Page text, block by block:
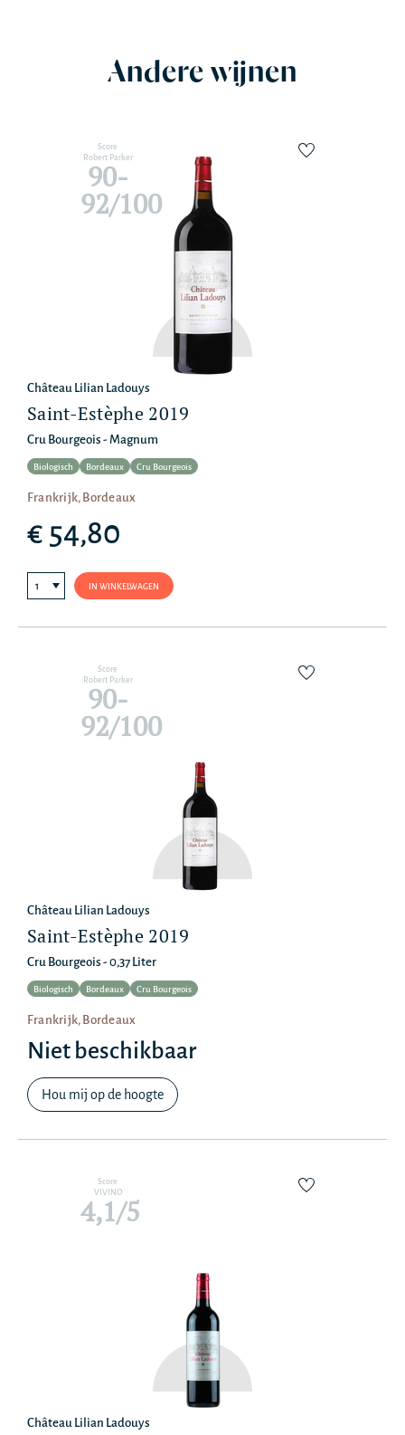
Andere wijnen
Score
Robert Parker
90-
92/100
Château Lilian Ladouys
Saint-Estèphe 2019
Cru Bourgeois - Magnum
Biologisch Bordeaux Cru Bourgeois
Frankrijk, Bordeaux
€ 54,80
IN WINKELWAGEN
Score
Robert Parker
90-
92/100
Château Lilian Ladouys
Saint-Estèphe 2019
Cru Bourgeois - 0,37 Liter
Biologisch Bordeaux Cru Bourgeois
Frankrijk, Bordeaux
Niet beschikbaar
Hou mij op de hoogte
Score
VIVINO
4,1/5
Château Lilian Ladouys